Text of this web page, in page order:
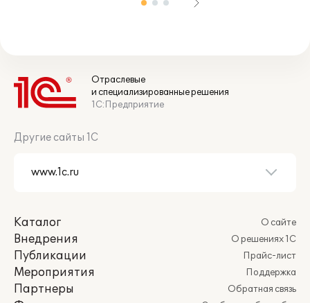
Отраслевые
и специализированные решения
1С:Предприятие
Другие сайты 1С
Каталог
Внедрения
Публикации
Мероприятия
Партнеры
О сайте
О решениях 1С
Прайс-лист
Поддержка
Обратная связь